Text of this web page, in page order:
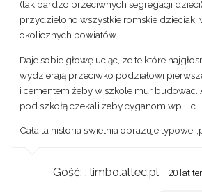
(tak bardzo przeciwnych segregacji
przydzielono wszystkie romskie dzieciaki
okolicznych powiatów.
Daje sobie głowę uciąc, ze te które
wydzierają przeciwko podziałowi
i cementem żeby w szkole mur budowac.
pod szkołą czekali żeby cyganom wp…..c
Cała ta historia świetnia obrazuje typowe
Gość: , limbo.altec.pl 20 lat